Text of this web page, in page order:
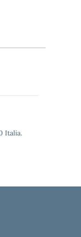
Italia.